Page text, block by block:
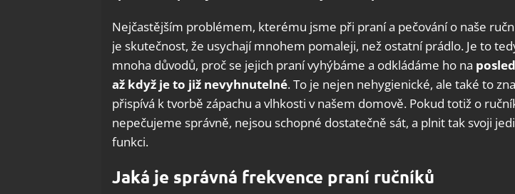
Nejčastějším problémem, kterému jsme při praní a pečování o naše
je skutečnost, že usychají mnohem pomaleji, než ostatní prádlo. Je to
mnoha důvodů, proč se jejich praní vyhýbáme a odkládáme ho na
až když je to již nevyhnutelné. To je nejen nehygienické, ale také to
přispívá k tvorbě zápachu a vlhkosti v našem domově. Pokud totiž o
nepečujeme správně, nejsou schopné dostatečně sát, a plnit tak svoji
funkci.
Jaká je správná frekvence praní ručníků